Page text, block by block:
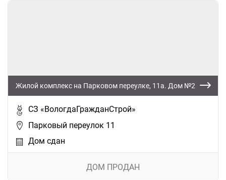
Жилой комплекс на Парковом переулке, 11а. Дом №2
СЗ «ВологдаГражданСтрой»
Парковый переулок 11
Дом сдан
ДОМ ПРОДАН